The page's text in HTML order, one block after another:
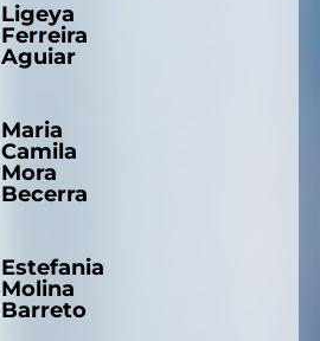
Ligeya
Ferreira
Aguiar
Maria
Camila
Mora
Becerra
Estefania
Molina
Barreto